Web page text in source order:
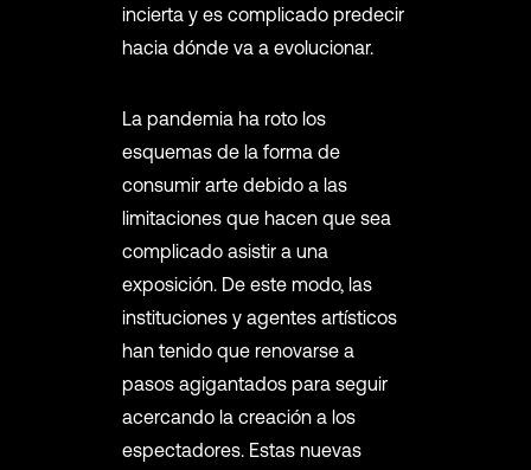
incierta y es complicado predecir
hacia dónde va a evolucionar.
La pandemia ha roto los
esquemas de la forma de
consumir arte debido a las
limitaciones que hacen que sea
complicado asistir a una
exposición. De este modo, las
instituciones y agentes artísticos
han tenido que renovarse a
pasos agigantados para seguir
acercando la creación a los
espectadores. Estas nuevas